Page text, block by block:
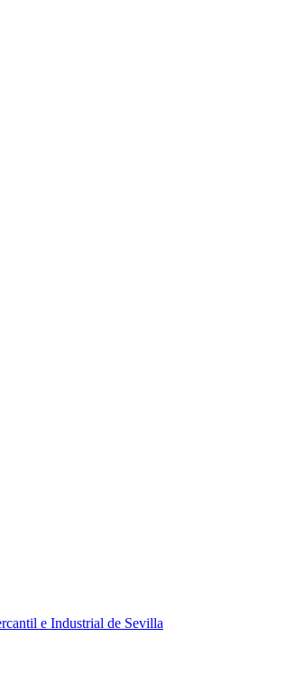
e Industrial de Sevilla